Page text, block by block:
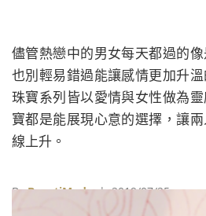
儘管熱戀中的男女每天都過的
也別輕易錯過能讓感情更加升
珠寶系列皆以愛情與女性做為
寶都是能展現心意的選擇，讓
線上升。
ByBeautiMode| 2019/07/25